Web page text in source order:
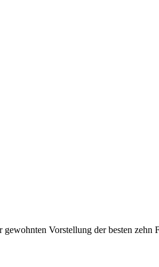
Vorstellung der besten zehn